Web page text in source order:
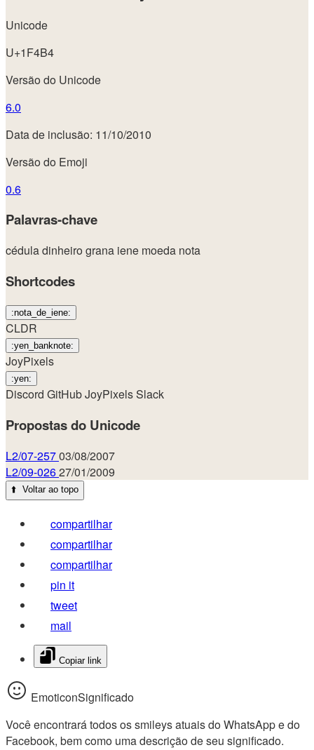
Unicode
U+1F4B4
Versão do Unicode
6.0
Data de inclusão: 11/10/2010
Versão do Emoji
0.6
Palavras-chave
céduladinheiro grana iene moeda nota
Shortcodes
:nota_de_iene:
CLDR
:yen_banknote:
JoyPixels
:yen:
Discord GitHubJoyPixelsSlack
Propostas do Unicode
L2/07-25703/08/2007
L2/09-02627/01/2009
⬆️ Voltar ao topo
compartilhar
compartilhar
compartilhar
pin it
tweet
mail
Copiar link
EmoticonSignificado
Você encontrará todos os smileys atuais do WhatsApp e do
Facebook, bem como uma descrição de seu significado.